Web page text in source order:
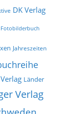
DK Verlag
Fotobilderbuch
Jahreszeiten
Länder
Verlag